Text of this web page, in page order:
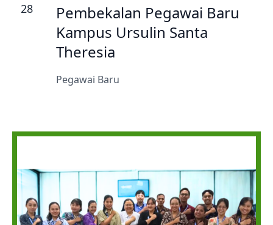
28
Pembekalan Pegawai Baru
Kampus Ursulin Santa
Theresia
Pegawai Baru